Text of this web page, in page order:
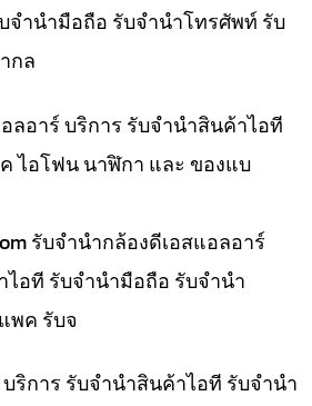
จำนำมือถือ รับจำนำโทรศัพท์ รับ
กล
ลอาร์ บริการ รับจำนำสินค้าไอที
ไอโฟน นาฬิกา และ ของแบ
รับจำนำกล้องดีเอสแอลอาร์
อที รับจำนำมือถือ รับจำนำ
พค รับจ
ริการ รับจำนำสินค้าไอที รับจำนำ